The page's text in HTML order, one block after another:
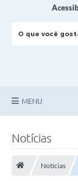
MENU
Notícias
Notícias